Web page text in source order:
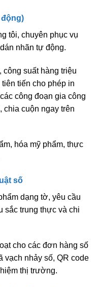
tôi, chuyên phục vụ
nhãn tự động.
suất hàng triệu
tiến cho phép in
công đoạn gia công
chia cuộn ngay trên
hóa mỹ phẩm, thực
số
dạng tờ, yêu cầu
sắc trung thực và chi
cho các đơn hàng số
vạch nhảy số, QR code
thị trường.